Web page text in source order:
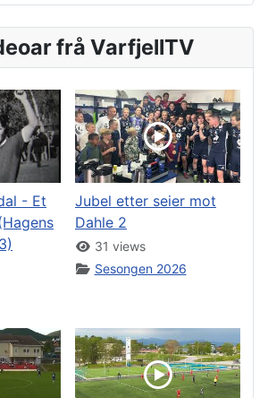
frå VarfjellTV
- Et
Jubel etter seier mot
Dahle 2
31 views
Sesongen 2026